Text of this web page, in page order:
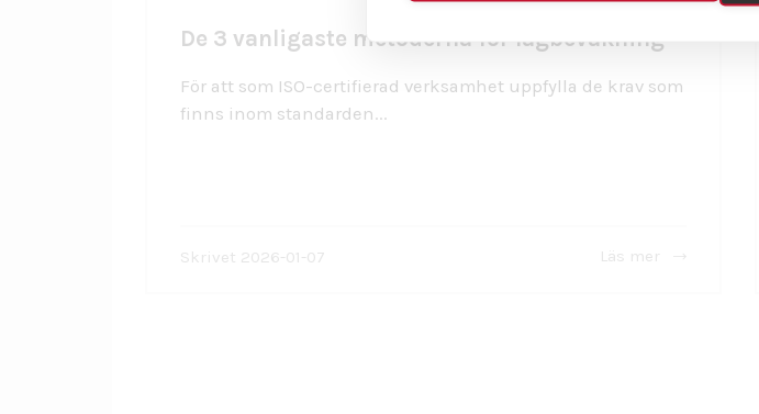
De 3 vanligaste metoderna för lagbevakning
För att som ISO-certifierad verksamhet uppfylla de krav som
finns inom standarden...
Skrivet 2026-01-07 Läs mer